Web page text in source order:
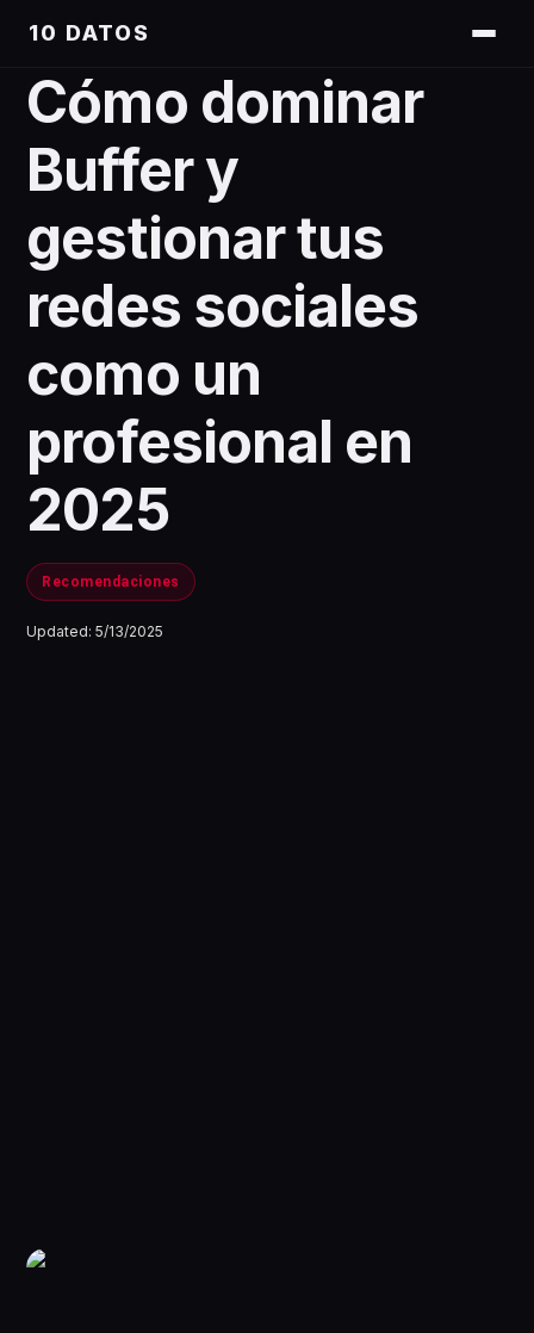
10 DATOS
Cómo dominar
Buffer y
gestionar tus
redes sociales
como un
profesional en
2025
Recomendaciones
Updated:5/13/2025